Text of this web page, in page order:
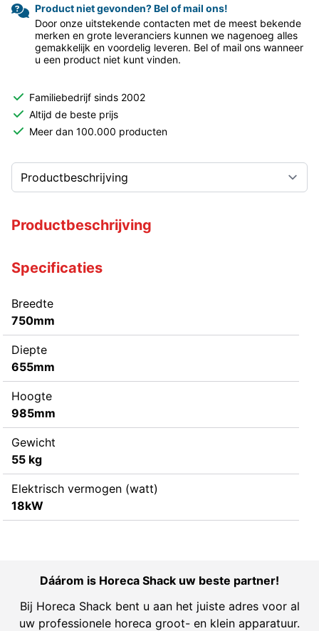
Product niet gevonden? Bel of mail ons!
Door onze uitstekende contacten met de meest bekende
merken en grote leveranciers kunnen we nagenoeg alles
gemakkelijk en voordelig leveren. Bel of mail ons wanneer
u een product niet kunt vinden.
Familiebedrijf sinds 2002
Altijd de beste prijs
Meer dan 100.000 producten
Productbeschrijving
Specificaties
Breedte
750mm
Diepte
655mm
Hoogte
985mm
Gewicht
55 kg
Elektrisch vermogen (watt)
18kW
Dáárom is Horeca Shack uw beste partner!
Bij Horeca Shack bent u aan het juiste adres voor al
uw professionele horeca groot- en klein apparatuur.